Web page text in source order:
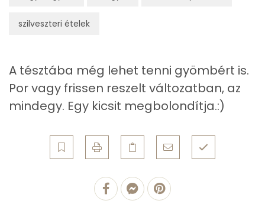
szilveszteri ételek
Egyszeresen telítetlen zsírsav:
14 g
Többszörösen telítetlen zsírsav
9 g
Koleszterin
60 mg
Ásványi anyagok
A tésztába még lehet tenni gyömbért is.
Por vagy frissen reszelt változatban, az
mindegy. Egy kicsit megbolondítja.:)